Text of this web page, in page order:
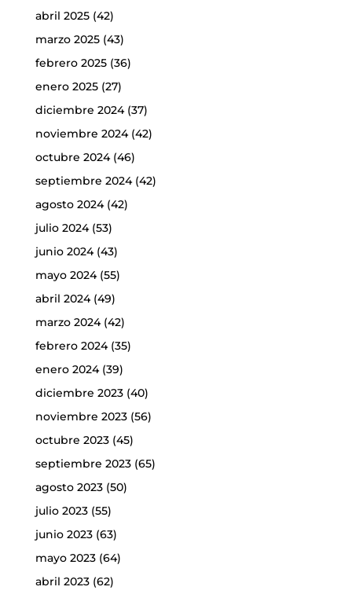
abril 2025(42)
marzo 2025(43)
febrero 2025(36)
enero 2025(27)
diciembre 2024(37)
noviembre 2024(42)
octubre 2024(46)
septiembre 2024(42)
agosto 2024(42)
julio 2024(53)
junio 2024(43)
mayo 2024(55)
abril 2024(49)
marzo 2024(42)
febrero 2024(35)
enero 2024(39)
diciembre 2023(40)
noviembre 2023(56)
octubre 2023(45)
septiembre 2023(65)
agosto 2023(50)
julio 2023(55)
junio 2023(63)
mayo 2023(64)
abril 2023(62)